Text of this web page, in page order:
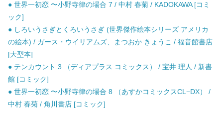
● 世界一初恋 〜小野寺律の場合 7 / 中村 春菊 / KADOKAWA [コミ
ック]
● しろいうさぎとくろいうさぎ (世界傑作絵本シリーズ アメリカ
の絵本) / ガース・ウイリアムズ、まつおか きょうこ / 福音館書店
[大型本]
● テンカウント 3 （ディアプラス コミックス） / 宝井 理人 / 新書
館 [コミック]
● 世界一初恋 〜小野寺律の場合 8 （あすかコミックスCL−DX） /
中村 春菊 / 角川書店 [コミック]